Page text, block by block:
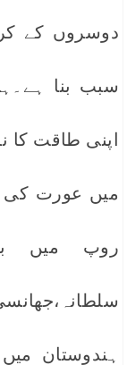
دوسروں کے
سبب بنا
اپنی طاقت کا
میں عورت کی
روپ میں
ہندوستان